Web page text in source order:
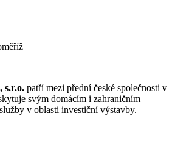
s.r.o. patří mezi přední české společnosti v
svým domácím i zahraničním
v oblasti investiční výstavby.